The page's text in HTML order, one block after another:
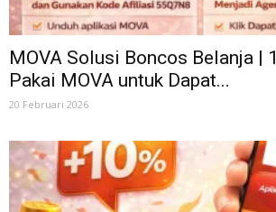
MOVA Solusi Boncos Belanja |
Pakai MOVA untuk Dapat...
20 Februari 2026